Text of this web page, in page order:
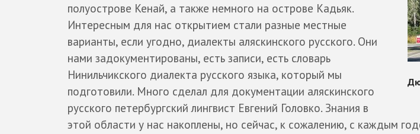
полуострове Кенай, а также немного на острове Кадьяк.
Интересным для нас открытием стали разные местные
варианты, если угодно, диалекты аляскинского русского. Они
нами задокументированы, есть записи, есть словарь
Нинильчикского диалекта русского языка, который мы
подготовили. Много сделал для документации аляскинского
русского петербургский лингвист Евгений Головко. Знания в
этой области у нас накоплены, но сейчас, к сожалению, с каждым